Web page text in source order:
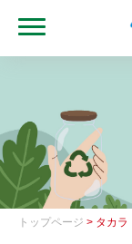
ブランド・店舗
マムアプリ
マムEdy
トップページ > タカラ